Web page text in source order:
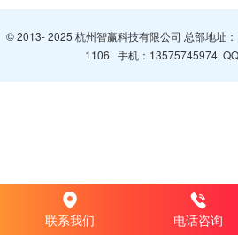
© 2013- 2025 杭州智赢科技有限公司 总部地址
1106 手机： 13575745974
联系我们 电话咨询